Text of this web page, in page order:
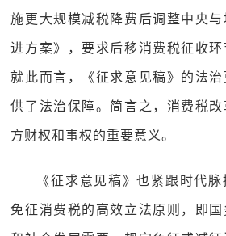
施更大规模减税降费后调整中央
进方案》，要求后移消费税征收环
就此而言，《征求意见稿》的法
供了法治保障。简言之，消费税
方财权和事权的重要意义。
《征求意见稿》也紧跟时代
免征消费税的高效立法原则，即